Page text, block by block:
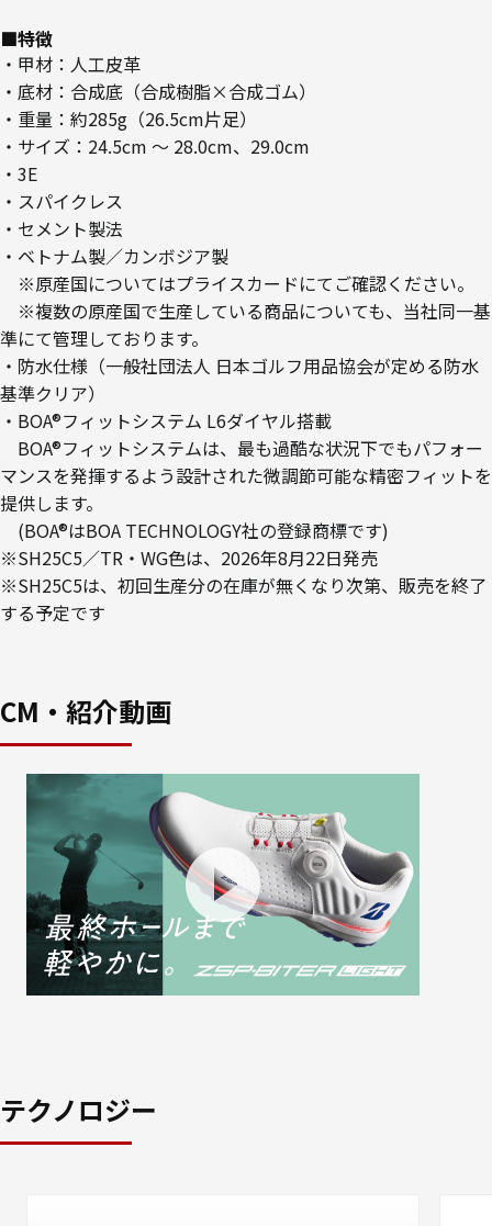
■特徴
・甲材：人工皮革
・底材：合成底（合成樹脂×合成ゴム）
・重量：約285g（26.5cm片足）
・サイズ：24.5cm ～ 28.0cm、29.0cm
・3E
・スパイクレス
・セメント製法
・ベトナム製／カンボジア製
※原産国についてはプライスカードにてご確認ください。
※複数の原産国で生産している商品についても、当社同一基
準にて管理しております。
・防水仕様（一般社団法人 日本ゴルフ用品協会が定める防水
基準クリア）
・BOA®フィットシステム L6ダイヤル搭載
BOA®フィットシステムは、最も過酷な状況下でもパフォー
マンスを発揮するよう設計された微調節可能な精密フィットを
提供します。
(BOA®はBOA TECHNOLOGY社の登録商標です)
※SH25C5／TR・WG色は、2026年8月22日発売
※SH25C5は、初回生産分の在庫が無くなり次第、販売を終了
する予定です
CM・紹介動画
テクノロジー